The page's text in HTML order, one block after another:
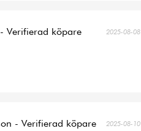
Verifierad köpare 2025-08-08
- Verifierad köpare 2025-08-10